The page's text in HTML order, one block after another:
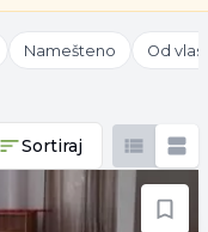
Namešteno Od
Sortiraj